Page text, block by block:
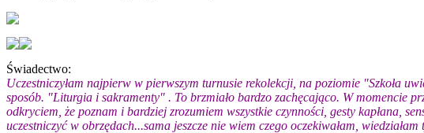
Świadectwo:
Uczestniczyłam najpierw w pierwszym turnusie rekolekcji, na poziomie "Szkoła
sposób. "Liturgia i sakramenty" . To brzmiało bardzo zachęcająco. W momencie
odkryciem, że poznam i bardziej zrozumiem wszystkie czynności, gesty kapłana,
uczestniczyć w obrzędach...sama jeszcze nie wiem czego oczekiwałam,